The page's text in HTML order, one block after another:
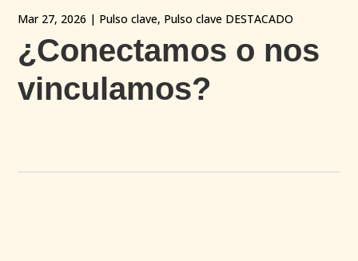
Mar 27, 2026 | Pulso clave, Pulso clave DESTACADO
¿Conectamos o nos
vinculamos?